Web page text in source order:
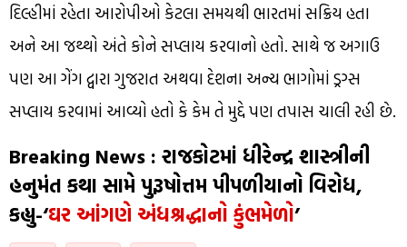
દિલ્હીમાં રહેતા આરોપીઓ કેટલા સમયથી ભારતમાં સક્રિય હતા
અને આ જથ્થો અંતે કોને સપ્લાય કરવાનો હતો. સાથે જ અગાઉ
પણ આ ગેંગ દ્વારા ગુજરાત અથવા દેશના અન્ય ભાગોમાં ડ્રગ્સ
સપ્લાય કરવામાં આવ્યો હતો કે કેમ તે મુદ્દે પણ તપાસ ચાલી રહી છે.
Breaking News : રાજકોટમાં ધીરેન્દ્ર શાસ્ત્રીની
હનુમંત કથા સામે પુરૂષોત્તમ પીપળીયાનો વિરોધ,
કહ્યુ-‘ઘર આંગણે અંધશ્રદ્ધાનો કુંભમેળો’